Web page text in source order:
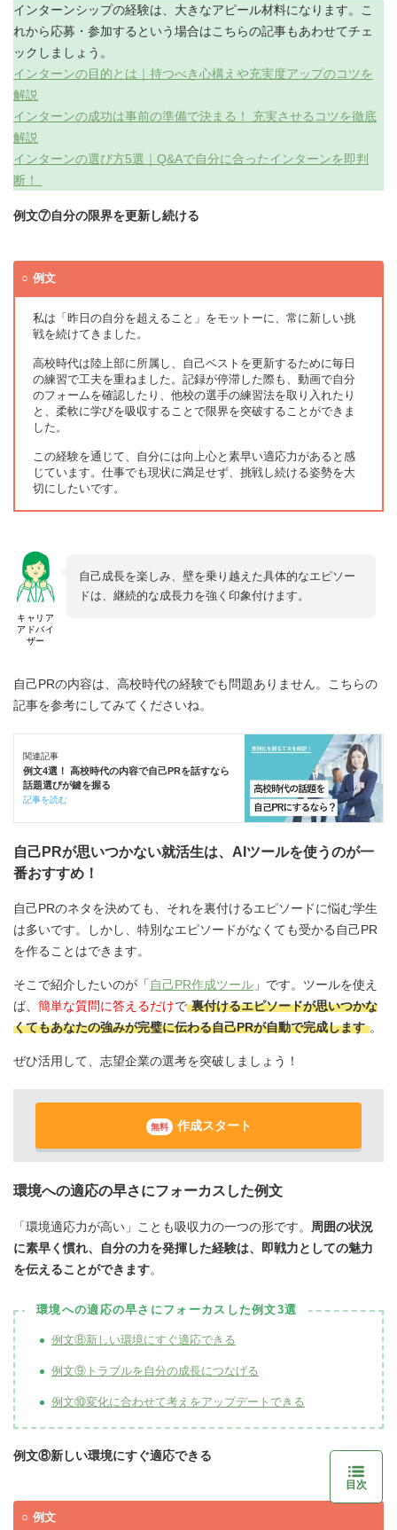
インターンシップの経験は、大きなアピール材料になります。こ
れから応募・参加するという場合はこちらの記事もあわせてチェ
ックしましょう。
インターンの目的とは｜持つべき心構えや充実度アップのコツを
解説
インターンの成功は事前の準備で決まる！ 充実させるコツを徹底
解説
インターンの選び方5選｜Q&Aで自分に合ったインターンを即判
断！
例文⑦自分の限界を更新し続ける
例文
私は「昨日の自分を超えること」をモットーに、常に新しい挑
戦を続けてきました。
高校時代は陸上部に所属し、自己ベストを更新するために毎日
の練習で工夫を重ねました。記録が停滞した際も、動画で自分
のフォームを確認したり、他校の選手の練習法を取り入れたり
と、柔軟に学びを吸収することで限界を突破することができま
した。
この経験を通じて、自分には向上心と素早い適応力があると感
じています。仕事でも現状に満足せず、挑戦し続ける姿勢を大
切にしたいです。
キャリア
アドバイ
ザー
自己成長を楽しみ、壁を乗り越えた具体的なエピソー
ドは、継続的な成長力を強く印象付けます。
自己PRの内容は、高校時代の経験でも問題ありません。こちらの
記事を参考にしてみてくださいね。
関連記事
例文4選！ 高校時代の内容で自己PRを話すなら
話題選びが鍵を握る
記事を読む
自己PRが思いつかない就活生は、AIツールを使うのが一
番おすすめ！
自己PRのネタを決めても、それを裏付けるエピソードに悩む学生
は多いです。しかし、特別なエピソードがなくても受かる自己PR
を作ることはできます。
そこで紹介したいのが「 自己PR作成ツール 」です。ツールを使え
ば、 簡単な質問に答えるだけで 裏付けるエピソードが思いつかな
くてもあなたの強みが完璧に伝わる自己PRが自動で完成します 。
ぜひ活用して、志望企業の選考を突破しましょう！
無料 作成スタート
環境への適応の早さにフォーカスした例文
「環境適応力が高い」ことも吸収力の一つの形です。 周囲の状況
に素早く慣れ、自分の力を発揮した経験は、即戦力としての魅力
を伝えることができます。
環境への適応の早さにフォーカスした例文3選
例文⑧新しい環境にすぐ適応できる
例文⑨トラブルを自分の成長につなげる
例文⑩変化に合わせて考えをアップデートできる
例文⑧新しい環境にすぐ適応できる
例文
目次